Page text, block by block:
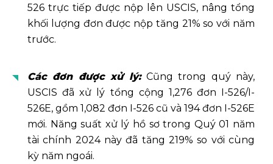
526 trực tiếp được nộp lên USCIS, nâng tổng
khối lượng đơn được nộp tăng 21% so với năm
trước.
Các đơn được xử lý:Cũng trong quý này,
USCIS đã xử lý tổng cộng 1,276 đơn I-526/I-
526E, gồm 1,082 đơn I-526 cũ và 194 đơn I-526E
mới. Năng suất xử lý hồ sơ trong Quý 01 năm
tài chính 2024 này đã tăng 219% so với cùng
kỳ năm ngoái.